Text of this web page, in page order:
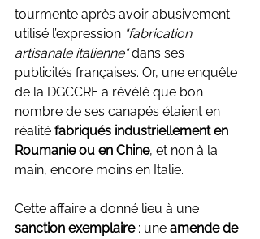
tourmente après avoir abusivement
utilisé l’expression "fabrication
artisanale italienne" dans ses
publicités françaises. Or, une enquête
de la DGCCRF a révélé que bon
nombre de ses canapés étaient en
réalité fabriqués industriellement en
Roumanie ou en Chine, et non à la
main, encore moins en Italie.
Cette affaire a donné lieu à une
sanction exemplaire : une amende de